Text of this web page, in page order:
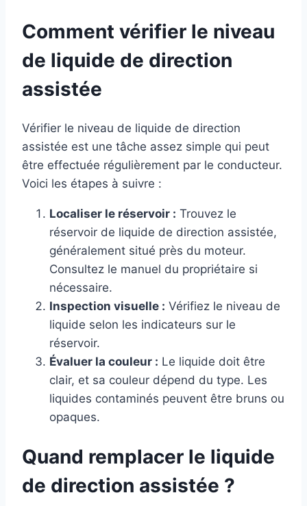
Comment vérifier le niveau
de liquide de direction
assistée
Vérifier le niveau de liquide de direction
assistée est une tâche assez simple qui peut
être effectuée régulièrement par le conducteur.
Voici les étapes à suivre :
Localiser le réservoir : Trouvez le
réservoir de liquide de direction assistée,
généralement situé près du moteur.
Consultez le manuel du propriétaire si
nécessaire.
Inspection visuelle : Vérifiez le niveau de
liquide selon les indicateurs sur le
réservoir.
Évaluer la couleur : Le liquide doit être
clair, et sa couleur dépend du type. Les
liquides contaminés peuvent être bruns ou
opaques.
Quand remplacer le liquide
de direction assistée ?